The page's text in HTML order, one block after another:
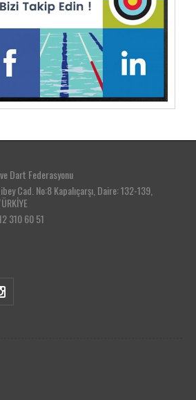
Dart Federasyonu
Cad. No:8 Kapalıçarşı, Daire: 132-139,
310 60 51